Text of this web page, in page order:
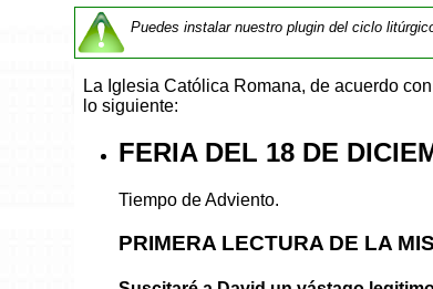
Puedes instalar nuestro plugin del ciclo
La Iglesia Católica Romana, de acuerdo
lo siguiente:
FERIA DEL 18 DE
Tiempo de Adviento.
PRIMERA LECTURA DE LA